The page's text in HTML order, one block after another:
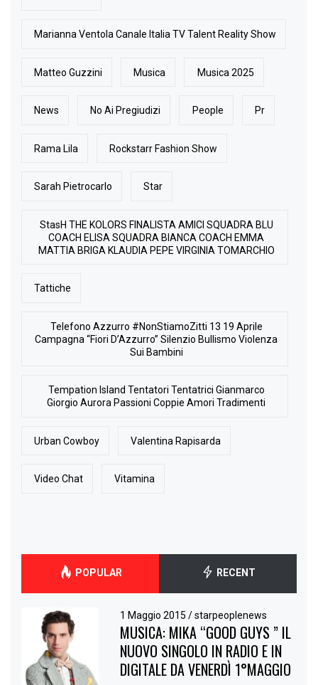
Marianna Ventola Canale Italia TV Talent Reality Show
Matteo Guzzini Musica Musica 2025
News No Ai Pregiudizi People Pr
Rama Lila Rockstarr Fashion Show
Sarah Pietrocarlo Star
StasH THE KOLORS FINALISTA AMICI SQUADRA BLU
COACH ELISA SQUADRA BIANCA COACH EMMA
MATTIA BRIGA KLAUDIA PEPE VIRGINIA TOMARCHIO
Tattiche
Telefono Azzurro #NonStiamoZitti 13 19 Aprile
Campagna “Fiori D’Azzurro” Silenzio Bullismo Violenza
Sui Bambini
Tempation Island Tentatori Tentatrici Gianmarco
Giorgio Aurora Passioni Coppie Amori Tradimenti
Urban Cowboy Valentina Rapisarda
Video Chat Vitamina
POPULAR RECENT
1 Maggio 2015/ starpeoplenews
MUSICA: MIKA “GOOD GUYS ” IL
NUOVO SINGOLO IN RADIO E IN
DIGITALE DA VENERDÌ 1°MAGGIO